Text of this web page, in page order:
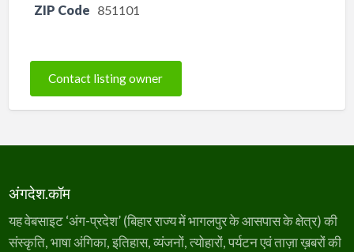
ZIP Code 851101
Contact listing owner
अंगदेश.कॉम
यह वेबसाइट ‘अंग-प्रदेश’ (बिहार राज्य में भागलपुर के आसपास के क्षेत्र) की
संस्कृति, भाषा अंगिका, इतिहास, व्यंजनों, त्योहारों, पर्यटन एवं ताज़ा ख़बरों की